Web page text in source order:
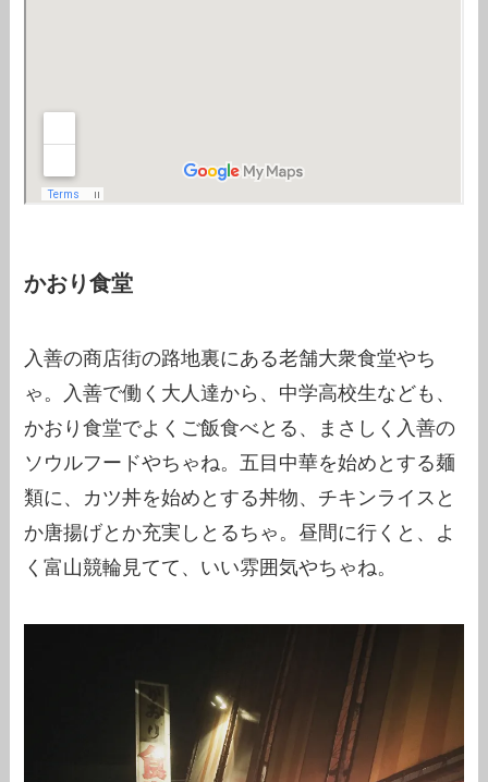
かおり食堂
入善の商店街の路地裏にある老舗大衆食堂やち
ゃ。入善で働く大人達から、中学高校生なども、
かおり食堂でよくご飯食べとる、まさしく入善の
ソウルフードやちゃね。五目中華を始めとする麺
類に、カツ丼を始めとする丼物、チキンライスと
か唐揚げとか充実しとるちゃ。昼間に行くと、よ
く富山競輪見てて、いい雰囲気やちゃね。